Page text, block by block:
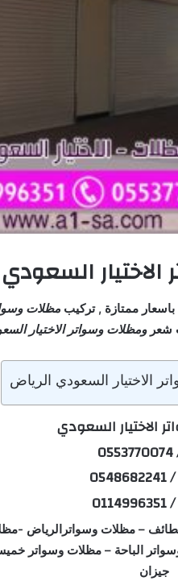
السعودي
ممتازة , تركيبمظلات
شعرومظلات وسواتر الاختيار
الاختيار السعودي الرياض
الاختيار السعودي
– مظلات وسواترالرياض -
الباحة – مظلات وسواتر
جيزان